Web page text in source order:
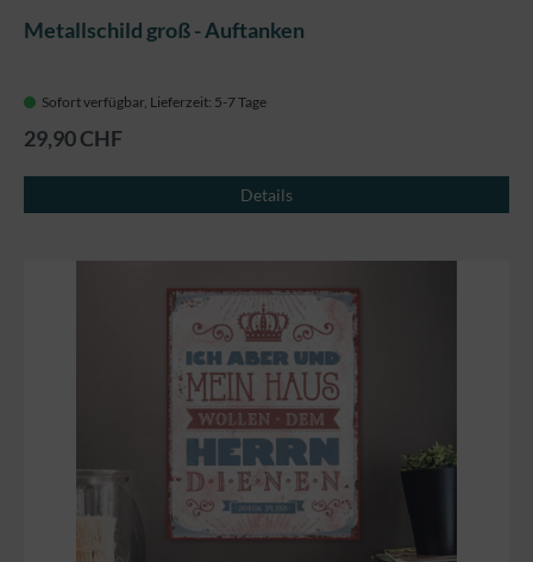
Metallschild groß - Auftanken
Sofort verfügbar, Lieferzeit: 5-7 Tage
29,90 CHF
Details